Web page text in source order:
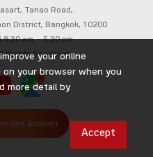
Tanao Road,
District, Bangkok, 10200
am. – 5.30 pm.
Rights Reserved
One Account
your online
on your browser when you
more detail by
Accept